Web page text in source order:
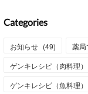
Categories
お知らせ (49) 薬局
ゲンキレシピ（肉料理）
ゲンキレシピ（魚料理）